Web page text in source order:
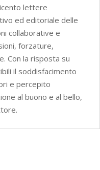
lettere
ed editoriale delle
collaborative e
forzature,
Con la risposta su
il soddisfacimento
e percepito
al buono e al bello,